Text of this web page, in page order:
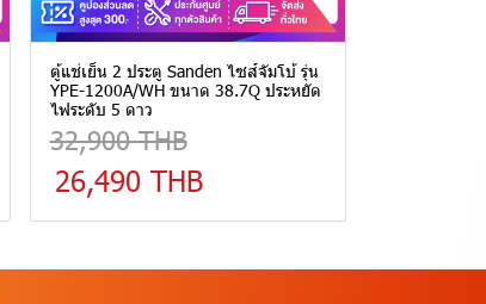
ตู้แช่เย็น 2 ประตู Sanden ไซส์จัมโบ้ รุ่น
YPE-1200A/WH ขนาด 38.7Q ประหยัด
ไฟระดับ 5 ดาว
32,900 THB
26,490 THB